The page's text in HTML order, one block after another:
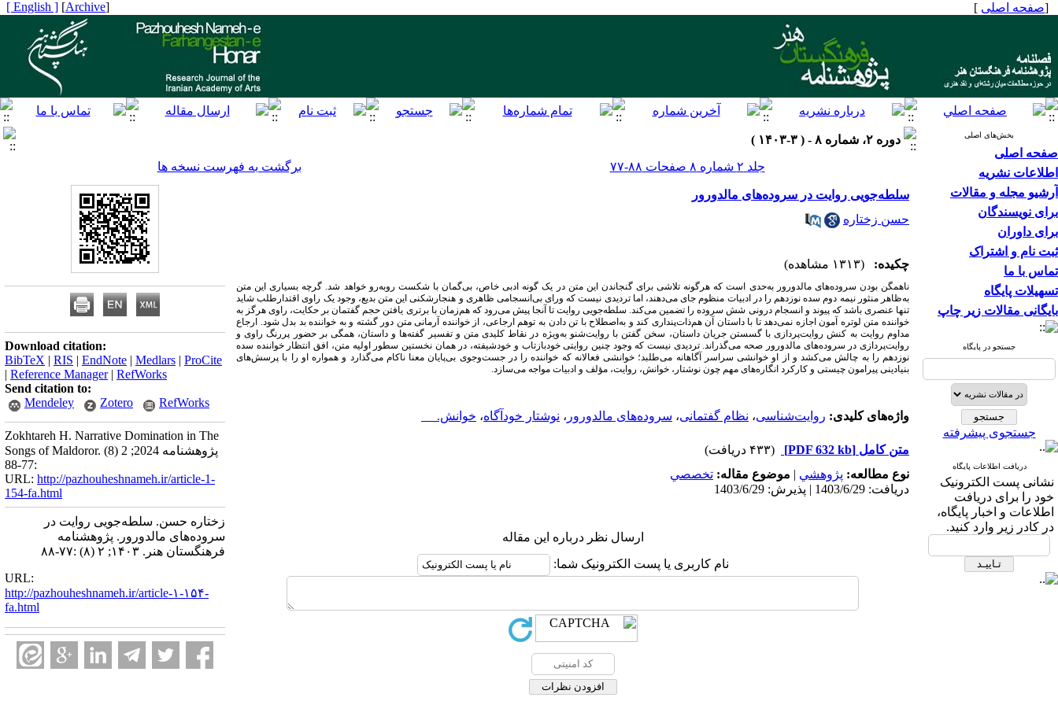
[صفحه اصلی ]
[
Archive
]
[ English ]
بخش‌های اصلی
صفحه اصلی
اطلاعات نشریه
آرشیو مجله و مقالات
برای نویسندگان
برای داوران
ثبت نام و اشتراک
تماس با ما
تسهیلات پایگاه
بایگانی مقالات زیر چاپ
جستجو در پایگاه
جستجوی پیشرفته
دریافت اطلاعات پایگاه
نشانی پست الکترونیک
خود را برای دریافت
اطلاعات و اخبار پایگاه،
در کادر زیر وارد کنید.
دوره ۲، شماره ۸ - ( ۳-۱۴۰۳ )
جلد ۲ شماره ۸ صفحات ۸۸-۷۷
برگشت به فهرست نسخه ها
سلطه‌جویی روایت در سروده‌های مالدورور
حسن زختاره
چکیده: (۱۳۱۳ مشاهده)
ناهمگن بودن سروده‌های مالدورور به‌حدی است که هرگونه تلاشی برای گنجاندن این متن در یک گونه ادبی خاص، بی‌گمان با شکست روبه‌رو خواهد شد. گرچه بسیاری این متن
به‌ظاهر منثور نیمه دوم سده نوزدهم را در ادبیات منظوم جای می‌دهند، اما تردیدی نیست که ورای بی‌انسجامی ظاهری و هنجارشکنی این متن بدیع، وجود یک راوی اقتدارطلب شاید
تنها عنصری باشد که پیوند و انسجام درونی شش سروده را تضمین می‌کند. سلطه‌جویی روایت تا آنجا پیش می‌رود که همزمان با برتری یافتن حجم گفتمان بر حکایت، راوی هرگز به
خواننده متن لوتره آمون اجازه نمی‌دهد تا با داستان آن هم‌ذات‌پنداری کند و به‌اصطلاح با تن دادن به توهم ارجاعی، از خواننده آرمانی متن دور گشته و به خواننده بد بدل شود. ارجاع
مداوم روایت به کنش روایت‌پردازی با گسستن جریان داستان، سخن گفتن با روایتشنو به‌ویژه در نقاط کلیدی متن و تفسیر گفته‌ها و داستان، همگی بر حضور پررنگ راوی و
روایت‌پردازی در سروده‌های مالدورور صحه می‌گذراند. تردیدی نیست که وجود چنین روایتی خودبازتاب و خودشیفته، در همان نخستین سطور اولیه متن، افق انتظار خواننده سده
نوزدهم را به چالش می‌کشد و از او خوانشی سراسر آگاهانه می‌طلبد؛ خوانشی فعالانه که خواننده را در جست‌وجوی بی‌پایان معنا ناکام می‌گذارد و همواره او را با پرسش‌های
بنیادینی پیرامون چیستی و کارکرد انگاره‌های مهم چون نوشتار، خوانش، روایت، مؤلف و ادبیات مواجه می‌سازد.
واژه‌های کلیدی: روایت‌شناسی، نظام گفتمانی، سروده‌های مالدورور ، نوشتار خودآگاه، خوانش.
متن کامل [PDF 632 kb]
(۴۳۳ دریافت)
نوع مطالعه: پژوهشي | موضوع مقاله: تخصصي
دریافت: 1403/6/29 | پذیرش: 1403/6/29
ارسال نظر درباره این مقاله
نام کاربری یا پست الکترونیک شما:
Download citation:
BibTeX | RIS | EndNote | Medlars | ProCite
| Reference Manager| RefWorks
Send citation to:
Mendeley
Zotero RefWorks
Zokhtareh H. Narrative Domination in The
Songs of Maldoror. پژوهشنامه 2024; 2 (8)
:77-88
URL: http://pazhouheshnameh.ir/article-1-
154-fa.html
زختاره حسن. سلطه‌جویی روایت در
سروده‌های مالدورور. پژوهشنامه
فرهنگستان هنر. ۱۴۰۳; ۲ (۸) :۷۷-۸۸
URL:
http://pazhouheshnameh.ir/article-۱-۱۵۴-
fa.html